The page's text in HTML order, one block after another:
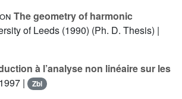
The geometry of harmonic
of Leeds (1990) (Ph. D. Thesis) |
à l’analyse non linéaire sur les
| Zbl